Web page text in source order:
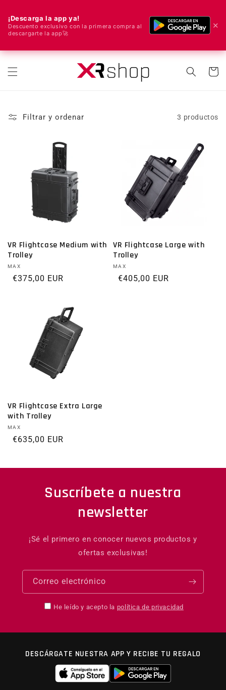
¡Descarga la app ya!
Descuento exclusivo con la primera compra al
descargarte la app🚀
✕
🌍 ¡Enviamos a todo el mundo! 🚀📦
Carrito
Filtrar y ordenar 3 productos
VR Flightcase Medium with
Trolley
Proveedor:
MAX
Precio habitual
€375,00 EUR
VR Flightcase Large with
Trolley
Proveedor:
MAX
Precio habitual
€405,00 EUR
VR Flightcase Extra Large
with Trolley
Proveedor:
MAX
Precio habitual
€635,00 EUR
Suscríbete a nuestra
newsletter
¡Sé el primero en conocer nuevos productos y
ofertas exclusivas!
Correo electrónico
He leído y acepto la política de privacidad
DESCÁRGATE NUESTRA APP Y RECIBE TU REGALO